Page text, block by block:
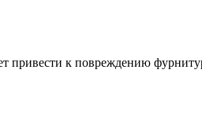
привести к повреждению